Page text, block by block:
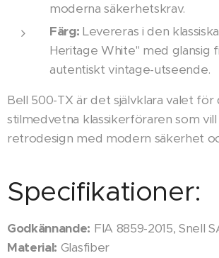
moderna säkerhetskrav.
Färg: Levereras i den
Heritage White" med glansig
autentiskt vintage-utseende.
Bell 500-TX är det självklara valet för
stilmedvetna klassikerföraren som
retrodesign med modern säkerhet
Specifikationer:
Godkännande: FIA 8859-2015, Snell
Material: Glasfiber